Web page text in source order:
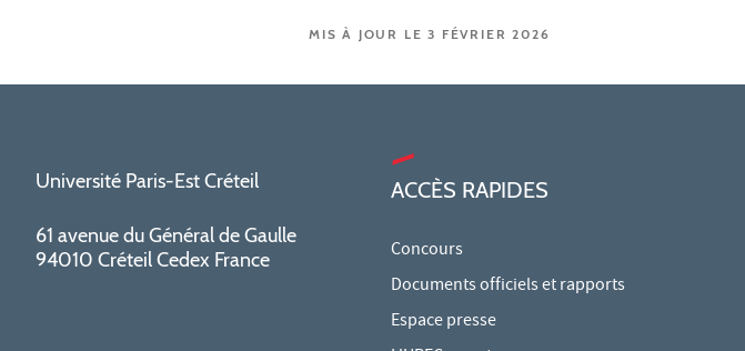
MIS À JOUR LE 3 FÉVRIER 2026
Université Paris-Est Créteil
61 avenue du Général de Gaulle
94010 Créteil Cedex France
ACCÈS RAPIDES
Concours
Documents officiels et rapports
Espace presse